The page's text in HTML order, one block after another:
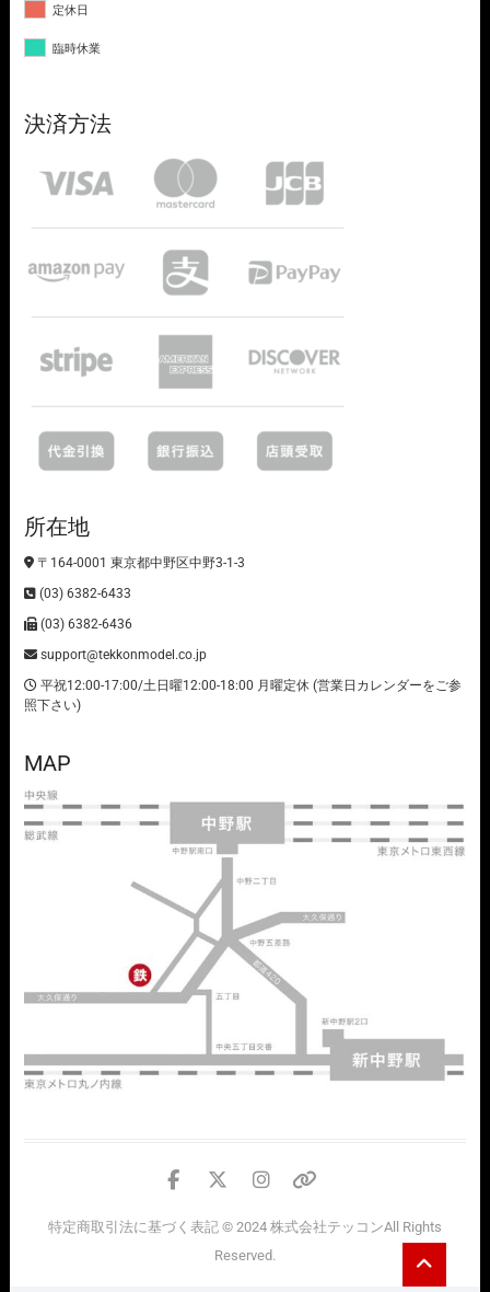
定休日
臨時休業
決済方法
所在地
〒164-0001 東京都中野区中野3-1-3
(03) 6382-6433
(03) 6382-6436
support@tekkonmodel.co.jp
平祝12:00-17:00/土日曜12:00-18:00 月曜定休 (営業日カレンダーをご参
照下さい)
MAP
facebook
twitter
instagram
情
特定商取引法に基づく表記© 2024 株式会社テッコンAll Rights
Reserved.
to